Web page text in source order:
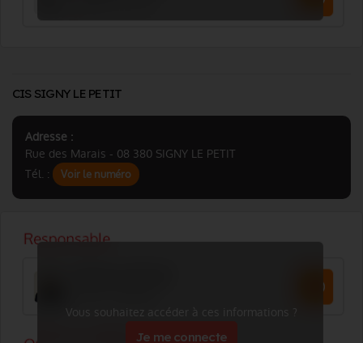
CIS SIGNY LE PETIT
Adresse :
Rue des Marais - 08 380 SIGNY LE PETIT
Tél. :
Voir le numéro
Vous souhaitez accéder à ces informations ?
Je me connecte